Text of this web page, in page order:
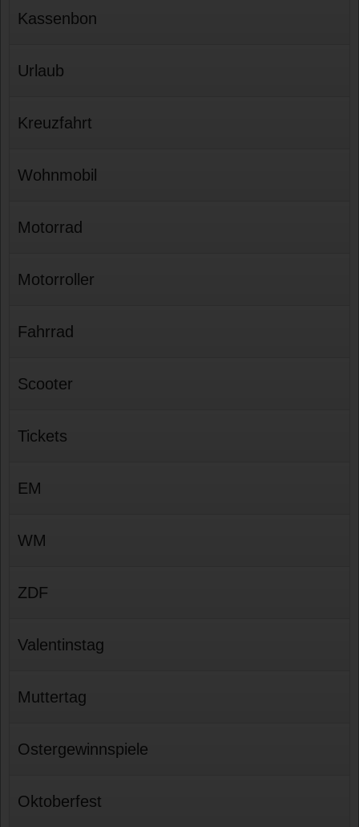
Kassenbon
Urlaub
Kreuzfahrt
Wohnmobil
Motorrad
Motorroller
Fahrrad
Scooter
Tickets
EM
WM
ZDF
Valentinstag
Muttertag
Ostergewinnspiele
Oktoberfest